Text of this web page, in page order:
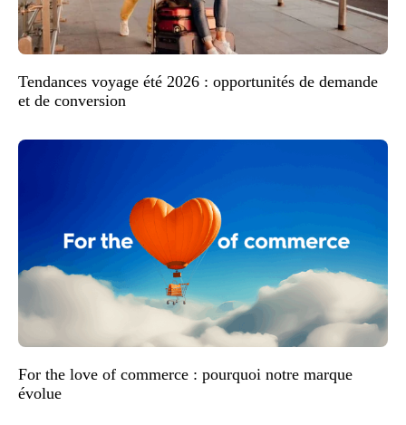
Tendances voyage été 2026 : opportunités de demande
et de conversion
For the love of commerce : pourquoi notre marque
évolue